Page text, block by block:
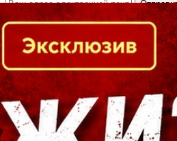
Кто есть кто в Байкальском регионе